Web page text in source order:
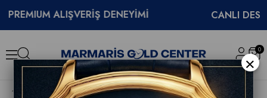
ALIŞVERİŞ DENEYİMİ CANLI DESTEK
0
Hamilton Khaki Aviation Pilot Day Date 42mm Erkek Kol Saati H64655941
×